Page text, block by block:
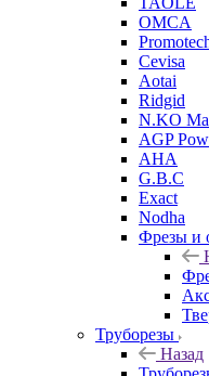
OMCA
Cevisa
Aotai
Ridgid
N.KO
AGP
AHA
G.B.C
Exact
Nodha
Фрезы и
Труборезы
Назад